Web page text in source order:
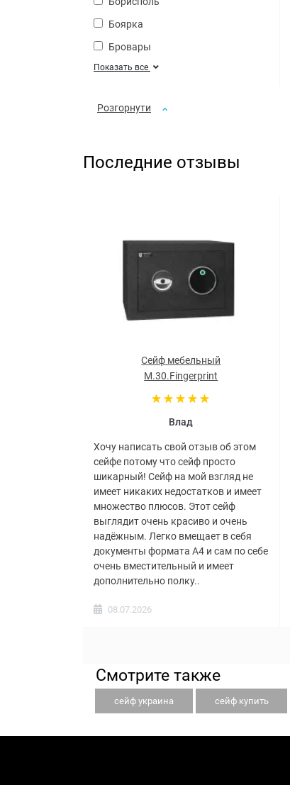
Боярка
Бровары
Показать все
Розгорнути
Последние отзывы
Сейф мебельный
M.30.Fingerprint
Влад
Хочу написать свой отзыв об этом
сейфе потому что сейф просто
шикарный! Сейф на мой взгляд не
имеет никаких недостатков и имеет
множество плюсов. Этот сейф
выглядит очень красиво и очень
надёжным. Легко вмещает в себя
документы формата А4 и сам по себе
очень вместительный и имеет
дополнительно полку..
08.07.2026
Смотрите также
сейф украина сейф купить